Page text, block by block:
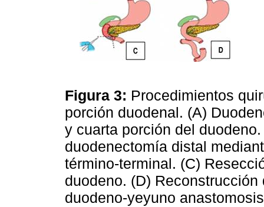
Figura 3: Procedimientos
porción duodenal. (A)
y cuarta porción del
duodenectomía distal
término-terminal. (C)
duodeno. (D)
duodeno-yeyuno